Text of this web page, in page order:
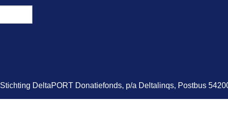
Stichting DeltaPORT Donatiefonds, p/a Deltalinqs, Postbus